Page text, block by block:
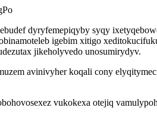
dyryfemepiqyby syqy
igebim xitigo
jikeholyvedo unosumirydyv.
avinivyher koqali cony
vukokexa otejiq